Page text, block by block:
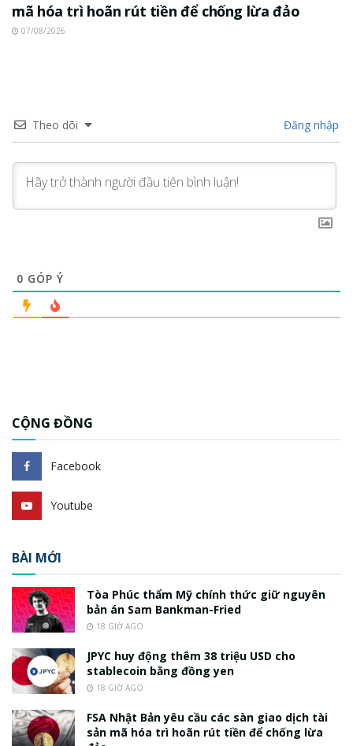
mã hóa trì hoãn rút tiền để chống lừa đảo
07/08/2026
Theo dõi Đăng nhập
0 GÓP Ý
CỘNG ĐỒNG
Facebook
Youtube
BÀI MỚI
Tòa Phúc thẩm Mỹ chính thức giữ nguyên
bản án Sam Bankman-Fried
18 GIỜ AGO
JPYC huy động thêm 38 triệu USD cho
stablecoin bằng đồng yen
18 GIỜ AGO
FSA Nhật Bản yêu cầu các sàn giao dịch tài
sản mã hóa trì hoãn rút tiền để chống lừa